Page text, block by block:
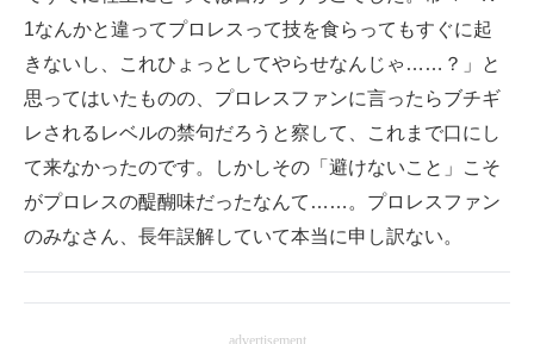
1なんかと違ってプロレスって技を食らってもすぐに起
きないし、これひょっとしてやらせなんじゃ……？」と
思ってはいたものの、プロレスファンに言ったらブチギ
レされるレベルの禁句だろうと察して、これまで口にし
て来なかったのです。しかしその「避けないこと」こそ
がプロレスの醍醐味だったなんて……。プロレスファン
のみなさん、長年誤解していて本当に申し訳ない。